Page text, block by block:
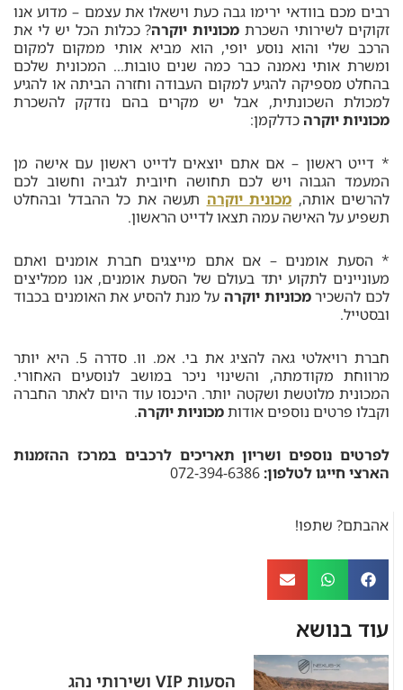
רבים מכם בוודאי ירימו גבה כעת וישאלו את עצמם – מדוע אנו
זקוקים לשירותי השכרת מכוניות יוקרה? ככלות הכל יש לי את
הרכב שלי והוא נוסע יופי, הוא מביא אותי ממקום למקום
ומשרת אותי נאמנה כבר כמה שנים טובות… המכונית שלכם
בהחלט מספיקה להגיע למקום העבודה וחזרה הביתה או להגיע
למכולת השכונתית, אבל יש מקרים בהם נזדקק להשכרת
מכוניות יוקרה כדלקמן:
* דייט ראשון – אם אתם יוצאים לדייט ראשון עם אישה מן
המעמד הגבוה ויש לכם תחושה חיובית לגביה וחשוב לכם
להרשים אותה, מכונית יוקרה תעשה את כל ההבדל ובהחלט
תשפיע על האישה עמה תצאו לדייט הראשון.
* הסעת אומנים – אם אתם מייצגים חברת אומנים ואתם
מעוניינים לתקוע יתד בעולם של הסעת אומנים, אנו ממליצים
לכם להשכירמכוניות יוקרה על מנת להסיע את האומנים בכבוד
ובסטייל.
חברת רויאלטי גאה להציג את בי. אמ. וו. סדרה 5. היא יותר
מרווחת מקודמתה, והשינוי ניכר במושב לנוסעים האחורי.
המכונית מלוטשת ושקטה יותר. היכנסו עוד היום לאתר החברה
וקבלו פרטים נוספים אודותמכוניות יוקרה.
לפרטים נוספים ושריון תאריכים לרכבים במרכז ההזמנות
הארצי חייגו לטלפון: 072-394-6386
אהבתם? שתפו!
עוד בנושא
הסעות VIP ושירותי נהג